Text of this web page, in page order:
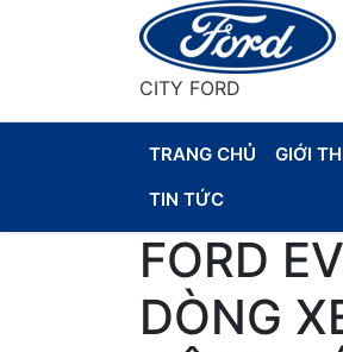
CITY FORD
TRANG CHỦ GIỚI
TIN TỨC
FORD
DÒNG